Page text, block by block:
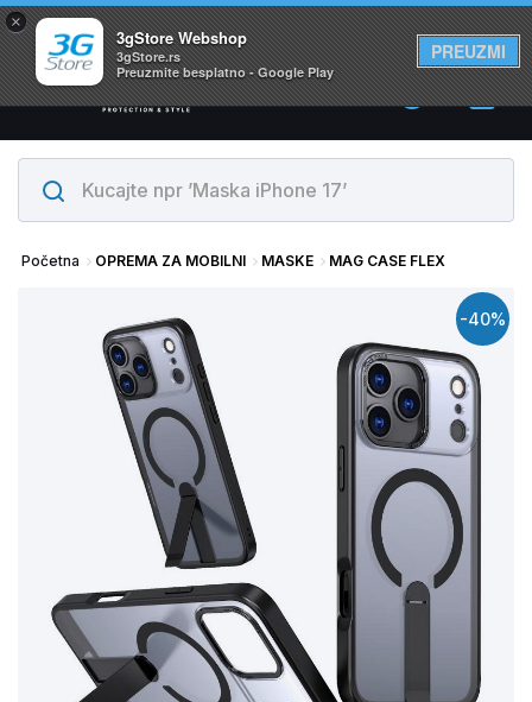
×
3gStore Webshop
3gStore.rs
Preuzmite besplatno - Google Play
PREUZMI
Svi proizvodi su na lageru. Slanje istog dana!
0
Početna OPREMA ZA MOBILNI MASKE MAG CASE FLEX
-40%